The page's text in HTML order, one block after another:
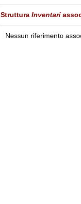
Struttura Inventari
Nessun riferimento